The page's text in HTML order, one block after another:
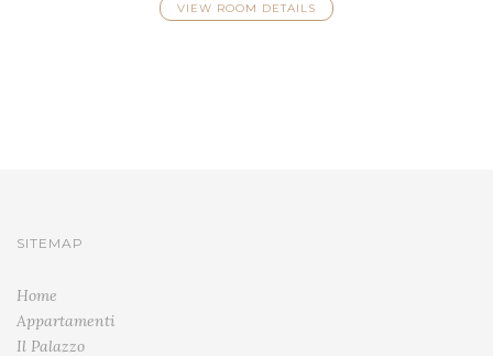
VIEW ROOM DETAILS
SITEMAP
Home
Appartamenti
Il Palazzo